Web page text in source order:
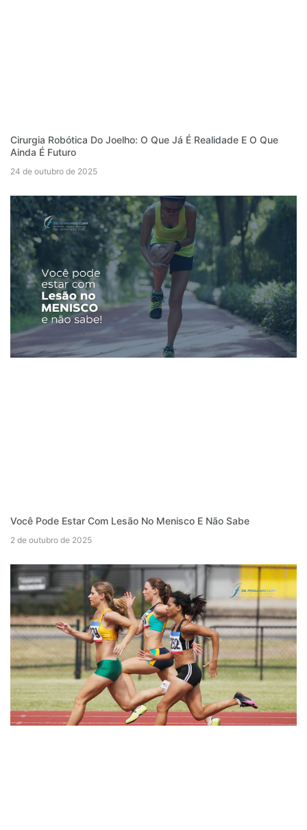
Cirurgia Robótica Do Joelho: O Que Já É Realidade E O Que
Ainda É Futuro
24 de outubro de 2025
Você Pode Estar Com Lesão No Menisco E Não Sabe
2 de outubro de 2025